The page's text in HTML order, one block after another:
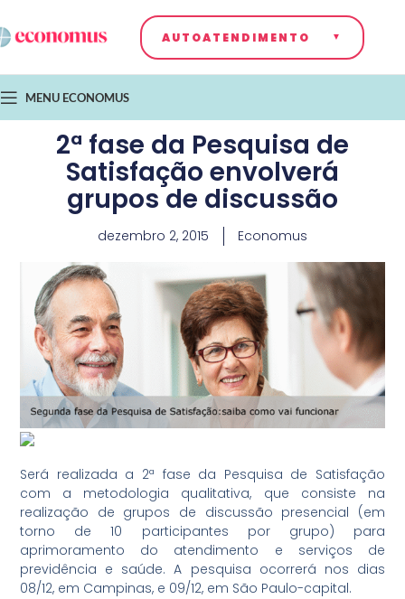
AUTOATENDIMENTO
MENU ECONOMUS
2ª fase da Pesquisa de
Satisfação envolverá
grupos de discussão
dezembro 2, 2015 Economus
Será realizada a 2ª fase da Pesquisa de Satisfação
com a metodologia qualitativa, que consiste na
realização de grupos de discussão presencial (em
torno de 10 participantes por grupo) para
aprimoramento do atendimento e serviços de
previdência e saúde. A pesquisa ocorrerá nos dias
08/12, em Campinas, e 09/12, em São Paulo-capital.